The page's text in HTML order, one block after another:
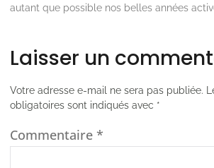
autant que possible nos belles années
Laisser un
Votre adresse e-mail ne sera pas publiée.
obligatoires sont indiqués avec *
Commentaire *